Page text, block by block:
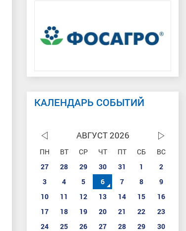
КАЛЕНДАРЬ СОБЫТИЙ
АВГУСТ 2026
ПН ВТ СР ЧТ ПТ СБ
ВС
27
28 29 30 31 1
2
3
4 5 6 7 8
9
10
11 12 13 14 15
16
17
18 19 20 21 22
23
24
25 26 27 28 29
30